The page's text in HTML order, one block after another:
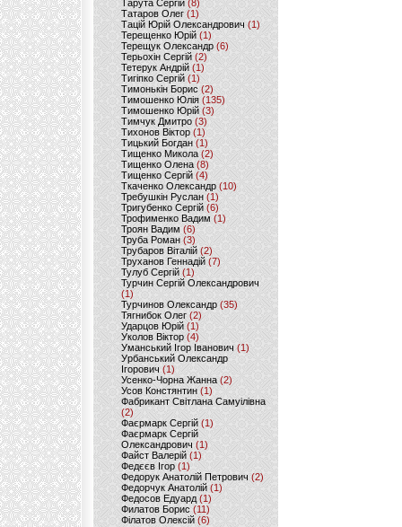
Тарута Сергій (8)
Татаров Олег(1)
Тацій Юрій Олександрович(1)
Терещенко Юрій(1)
Терещук Олександр(6)
Терьохін Сергій (2)
Тетерук Андрій (1)
Тигіпко Сергій(1)
Тимонькін Борис (2)
Тимошенко Юлія (135)
Тимошенко Юрій(3)
Тимчук Дмитро (3)
Тихонов Віктор (1)
Тицький Богдан (1)
Тищенко Микола (2)
Тищенко Олена (8)
Тищенко Сергій (4)
Ткаченко Олександр (10)
Требушкін Руслан (1)
Тригубенко Сергій(6)
Трофименко Вадим (1)
Троян Вадим (6)
Труба Роман(3)
Трубаров Віталій (2)
Труханов Геннадій (7)
Тулуб Сергій(1)
Турчин Сергій Олександрович
(1)
Турчинов Олександр(35)
Тягнибок Олег (2)
Ударцов Юрій (1)
Уколов Віктор(4)
Уманський Ігор Іванович(1)
Урбанський Олександр
Ігорович (1)
Усенко-Чорна Жанна (2)
Усов Констянтин(1)
Фабрикант Світлана Самуілівна
(2)
Фаєрмарк Сергій(1)
Фаєрмарк Сергій
Олександрович (1)
Файст Валерій(1)
Федєєв Ігор (1)
Федорук Анатолій Петрович (2)
Федорчук Анатолій (1)
Федосов Едуард (1)
Филатов Борис (11)
Філатов Олексій (6)